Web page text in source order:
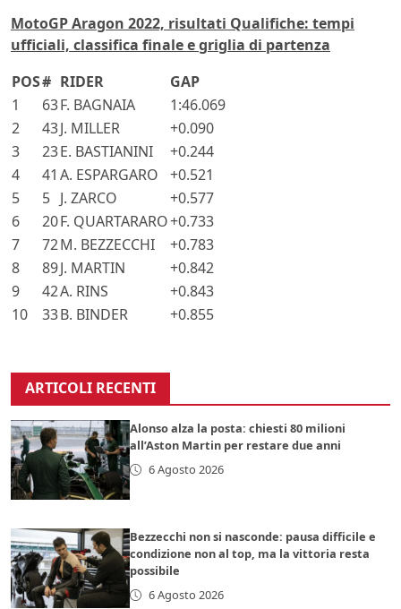
MotoGP Aragon 2022, risultati Qualifiche: tempi
ufficiali, classifica finale e griglia di partenza
POS# RIDER
GAP
1
63F. BAGNAIA
1:46.069
2
43J. MILLER
+0.090
3
23E. BASTIANINI
+0.244
4
41 A. ESPARGARO
+0.521
5
5 J. ZARCO
+0.577
6
20F. QUARTARARO+0.733
7
72M. BEZZECCHI
+0.783
8
89J. MARTIN
+0.842
9
42A. RINS
+0.843
10
33B. BINDER +0.855
ARTICOLI RECENTI
Alonso alza la posta: chiesti 80 milioni
all’Aston Martin per restare due anni
6 Agosto 2026
Bezzecchi non si nasconde: pausa difficile e
condizione non al top, ma la vittoria resta
possibile
6 Agosto 2026